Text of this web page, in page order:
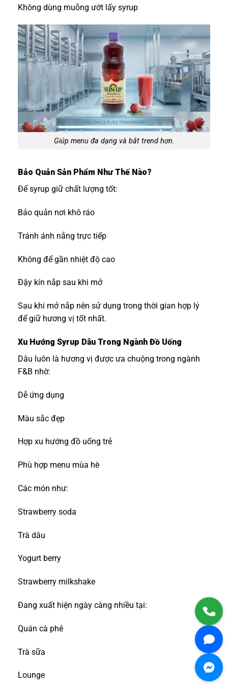
Không dùng muỗng ướt lấy syrup
Giúp menu đa dạng và bắt trend hơn.
Bảo Quản Sản Phẩm Như Thế Nào?
Để syrup giữ chất lượng tốt:
Bảo quản nơi khô ráo
Tránh ánh nắng trực tiếp
Không để gần nhiệt độ cao
Đậy kín nắp sau khi mở
Sau khi mở nắp nên sử dụng trong thời gian hợp lý
để giữ hương vị tốt nhất.
Xu Hướng Syrup Dâu Trong Ngành Đồ Uống
Dâu luôn là hương vị được ưa chuộng trong ngành
F&B nhờ:
Dễ ứng dụng
Màu sắc đẹp
Hợp xu hướng đồ uống trẻ
Phù hợp menu mùa hè
Các món như:
Strawberry soda
Trà dâu
Yogurt berry
Strawberry milkshake
Đang xuất hiện ngày càng nhiều tại:
Quán cà phê
Trà sữa
Lounge